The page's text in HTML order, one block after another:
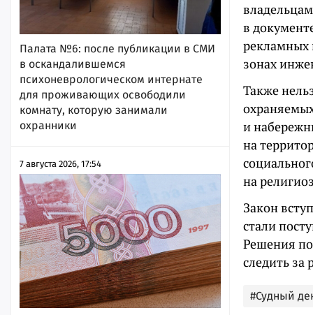
Палата №6: после публикации в СМИ
в оскандалившемся
психоневрологическом интернате
для проживающих освободили
комнату, которую занимали
охранники
7 августа 2026, 17:54
в
рекламных
зонах
Также
и
на
на
Закон
стали
Решения
следить за
#Судный